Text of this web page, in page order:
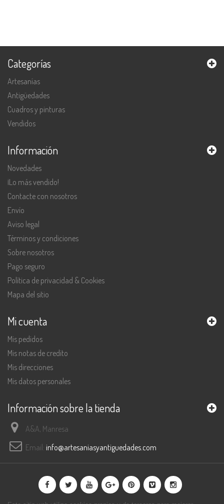
Categorías
Artesanías
Antigüedades
Cuadros y pinturas
Vendidos
Información
Novedades
¡Lo más vendido!
Contacte con nosotros
Envío
Aviso legal
Términos y condiciones
Sobre nosotros
Pago seguro
Política de privacidad & Cookies
Mapa del sitio
Mi cuenta
Mis pedidos
Mis notas de credito
Mis direcciones
Mis datos personales
Información sobre la tienda
A&A, Manresa
Email: info@artesaniasyantiguedades.com